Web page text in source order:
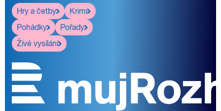
Hry a četby
Krimi
Pohádky
Pořady
Živé vysílání